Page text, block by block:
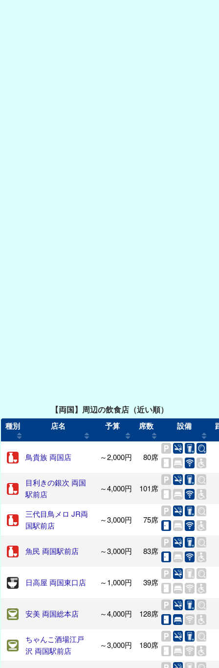
【両国】周辺の飲食店（近い順）
種別 店名 予算 席数 設備
鳥貴族 両国店 ～2,000円 80席
目利きの銀次 両国
駅前店
～4,000円 101席
三代目鳥メロ JR両
国駅前店
～3,000円 75席
魚民 両国駅前店 ～3,000円 83席
日高屋 両国東口店 ～1,000円 39席
安美 両国総本店 ～4,000円 128席
ちゃんこ酒場江戸
沢 両国駅前店
～3,000円 180席